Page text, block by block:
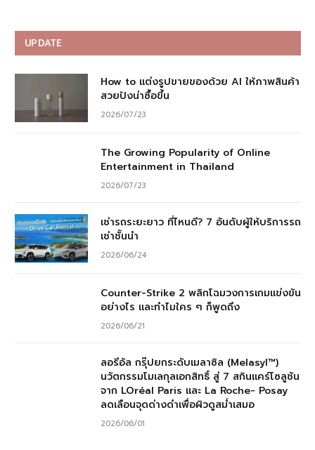
UPDATE
How to แต่งรูปขายของด้วย AI ให้ภาพสินค้า
สวยปังน่าซื้อขึ้น
2026/07/23
The Growing Popularity of Online
Entertainment in Thailand
2026/07/23
เช่ารถระยะยาว ที่ไหนดี? 7 อันดับผู้ให้บริการรถ
เช่าชั้นนำ
2026/06/24
Counter-Strike 2 พลิกโฉมวงการเกมแข่งขัน
อย่างไร และทำไมใคร ๆ ก็พูดถึง
2026/06/21
ลอรีอัล กรุ๊ปยกระดับเมลาซิล (Melasyl™)
นวัตกรรมโมเลกุลเอกสิทธิ์ สู่ 7 สกินแคร์โซลูชัน
จาก LOréal Paris และ La Roche- Posay
ลดเลือนจุดด่างดำเพื่อผิวดูสม่ำเสมอ
2026/06/01